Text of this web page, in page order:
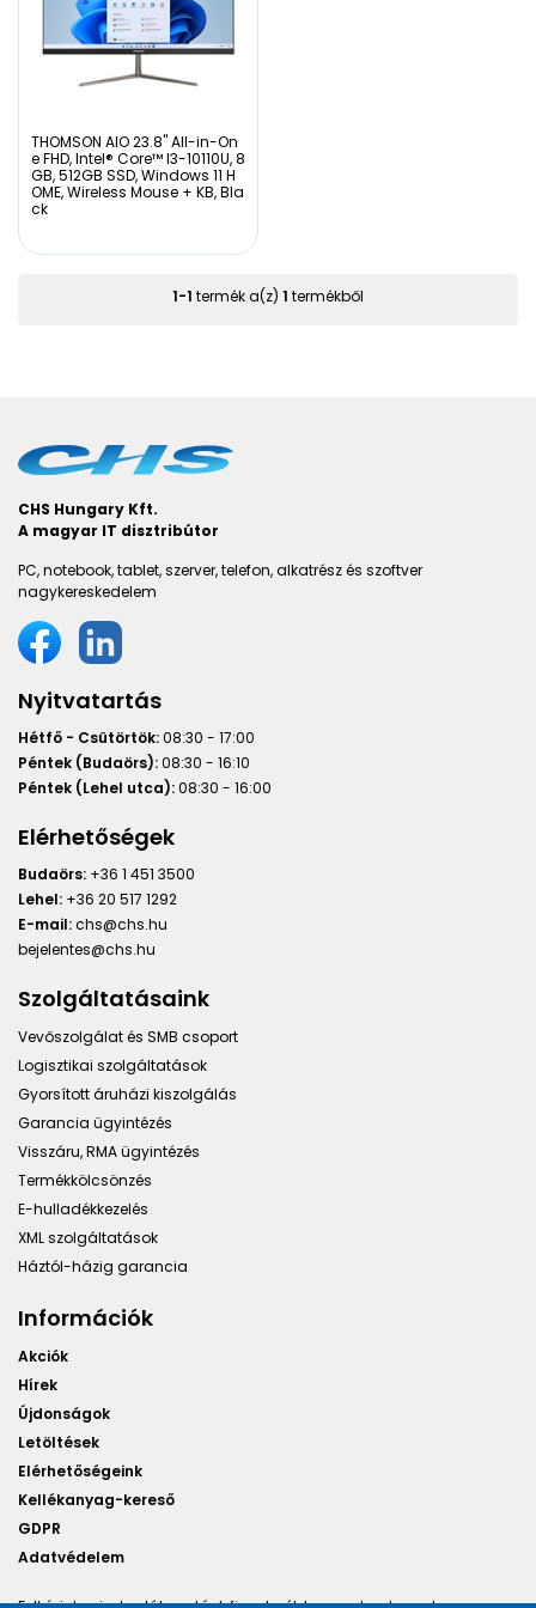
THOMSON AIO 23.8" All-in-On
e FHD, Intel® Core™ I3-10110U, 8
GB, 512GB SSD, Windows 11 H
OME, Wireless Mouse + KB, Bla
ck
1-1 termék a(z) 1 termékből
CHS Hungary Kft.
A magyar IT disztribútor
PC, notebook, tablet, szerver, telefon, alkatrész és szoftver
nagykereskedelem
Nyitvatartás
Hétfő - Csütörtök:08:30 - 17:00
Péntek (Budaörs):08:30 - 16:10
Péntek (Lehel utca):08:30 - 16:00
Elérhetőségek
Budaörs: +36 1 451 3500
Lehel: +36 20 517 1292
E-mail:chs@chs.hu
bejelentes@chs.hu
Szolgáltatásaink
Vevőszolgálat és SMB csoport
Logisztikai szolgáltatások
Gyorsított áruházi kiszolgálás
Garancia ügyintézés
Visszáru, RMA ügyintézés
Termékkölcsönzés
E-hulladékkezelés
XML szolgáltatások
Háztól-házig garancia
Információk
Akciók
Hírek
Újdonságok
Letöltések
Elérhetőségeink
Kellékanyag-kereső
GDPR
Adatvédelem